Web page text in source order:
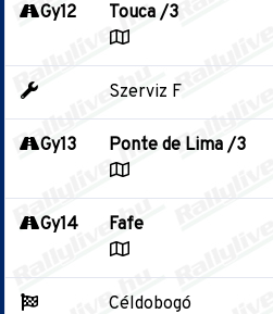
Gy12 Touca /3
Szerviz F
Gy13 Ponte de Lima /3
Gy14 Fafe
Céldobogó